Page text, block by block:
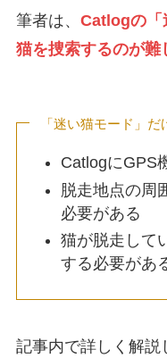
筆者は、 Catlogの「
猫を捜索するのが難
「迷い猫モード」
CatlogにGPS
脱走地点の周
必要がある
猫が脱走して
する必要があ
記事内で詳しく解説